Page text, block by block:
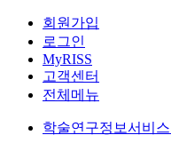
회원가입
로그인
MyRISS
고객센터
전체메뉴
학술연구정보서비